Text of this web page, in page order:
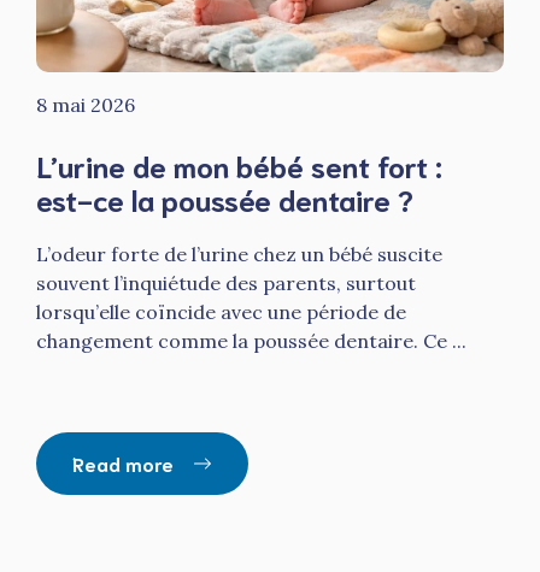
8 mai 2026
L’urine de mon bébé sent fort :
est-ce la poussée dentaire ?
L’odeur forte de l’urine chez un bébé suscite
souvent l’inquiétude des parents, surtout
lorsqu’elle coïncide avec une période de
changement comme la poussée dentaire. Ce ...
Read more